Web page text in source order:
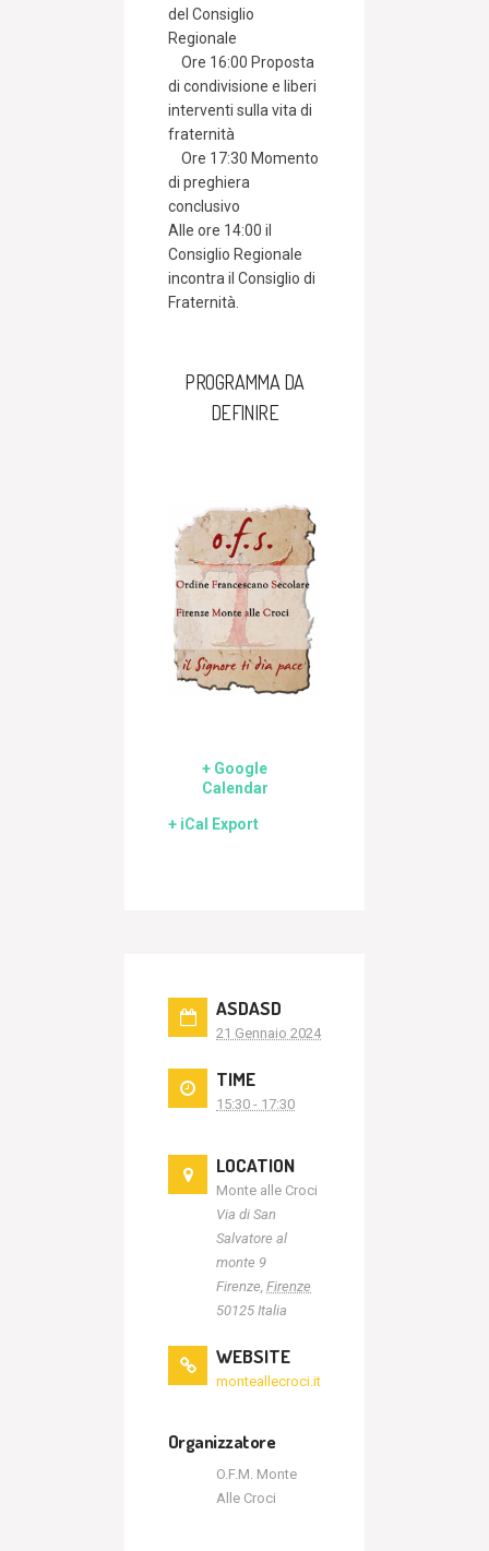
del Consiglio
Regionale
Ore 16:00 Proposta
di condivisione e liberi
interventi sulla vita di
fraternità
Ore 17:30 Momento
di preghiera
conclusivo
Alle ore 14:00 il
Consiglio Regionale
incontra il Consiglio di
Fraternità.
PROGRAMMA DA
DEFINIRE
+ Google
Calendar
+ iCal Export
ASDASD
21 Gennaio 2024
TIME
15:30 - 17:30
LOCATION
Monte alle Croci
Via di San
Salvatore al
monte 9
Firenze Firenze
50125 Italia
WEBSITE
monteallecroci.it
Organizzatore
O.F.M. Monte
Alle Croci